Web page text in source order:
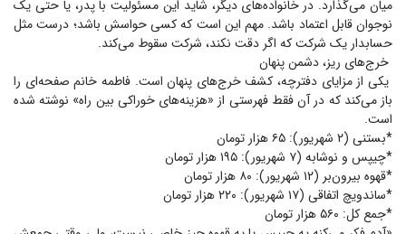
میان می‌گذارد. در خانواده‌های دیگر، شاید این مسئولیت با پدر، یا حتی یک
نوجوان قابل اعتماد باشد. مهم این است که کسی حواسش باشد؛ درست مثل
حسابدار یک شرکت که اگر دقت نکند، شرکت سقوط می‌کند.
خرج‌های ریز، دشمن پنهان
یکی از مزایای دفترچه، کشف خرج‌های پنهان است. فاطمه خانم صفحه‌ای را
باز می‌کند که در آن فقط فهرستی از «هزینه‌های خوراکی بین راه» نوشته شده
است.
*بستنی (۲ شهریور): ۶۵ هزار تومان
*چیپس و نوشابه (۷ شهریور): ۱۹۵ هزار تومان
*قهوه بیرون‌بر (۱۲ شهریور): ۸۰ هزار تومان
*ساندویچ اتفاقی (۱۷ شهریور): ۲۲۰ هزار تومان
*جمع کل: ۵۶۰ هزار تومان